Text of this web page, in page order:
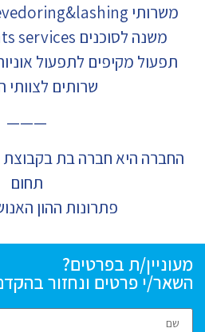
תפעול מקיפים לתפעול
שרותים לצוותי
———
החברה היא חברה בת
תחום
פתרונות ההון
מעוניין/ת בפרטים?
השאר/י פרטים ונחזור